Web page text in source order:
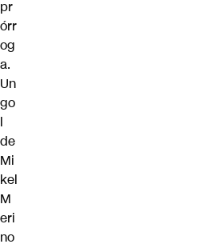
pr
órr
og
a.
Un
go
l
de
Mi
kel
M
eri
no